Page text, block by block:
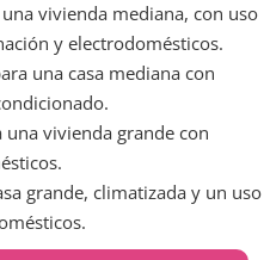
vivienda mediana, con uso
y electrodomésticos.
una casa mediana con
vivienda grande con
grande, climatizada y un uso